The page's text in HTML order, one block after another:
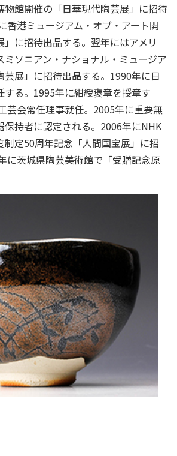
物館開催の「日華現代陶芸展」に招待
香港ミュージアム・オブ・アート開
に招待出品する。翌年にはアメリ
ミソニアン・ナショナル・ミュージア
芸展」に招待出品する。1990年に日
する。1995年に紺綬褒章を授章す
芸会常任理事就任。2005年に重要無
保持者に認定される。2006年にNHK
制定50周年記念「人間国宝展」に招
に茨城県陶芸美術館で「受贈記念原